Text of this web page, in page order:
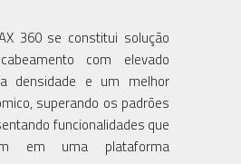
360 se constitui solução
com elevado
densidade e um melhor
superando os padrões
funcionalidades que
em uma plataforma